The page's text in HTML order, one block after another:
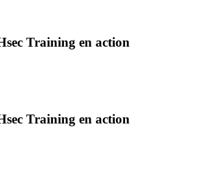
Training en action
Training en action